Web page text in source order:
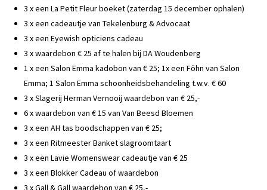
3 x een La Petit Fleur boeket (zaterdag 15 december ophalen)
3 x een cadeautje van Tekelenburg & Advocaat
3 x een Eyewish opticiens cadeau
3 x waardebon € 25 af te halen bij DA Woudenberg
1 x een Salon Emma kadobon van € 25; 1x een Föhn van Salon
Emma; 1 Salon Emma schoonheidsbehandeling t.w.v. € 60
3 x Slagerij Herman Vernooij waardebon van € 25,-
6 x waardebon van € 15 van Van Beesd Bloemen
3 x een AH tas boodschappen van € 25;
3 x een Ritmeester Banket slagroomtaart
3 x een Lavie Womenswear cadeautje van € 25
3 x een Blokker Cadeau of waardebon